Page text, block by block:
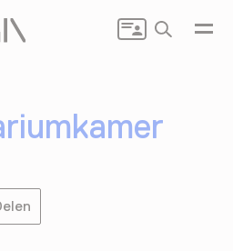
Zoeken